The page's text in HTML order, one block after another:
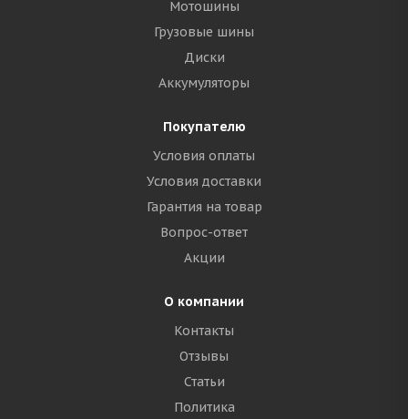
Мотошины
Грузовые шины
Диски
Аккумуляторы
Покупателю
Условия оплаты
Условия доставки
Гарантия на товар
Вопрос-ответ
Акции
О компании
Контакты
Отзывы
Статьи
Политика